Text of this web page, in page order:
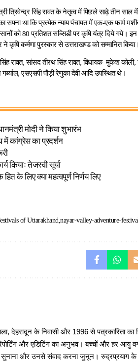
त्रिवेन्द्र सिंह रावत के नेतृत्व में पिछले साढ़े तीन
सपना था कि प्रत्येक न्याय पंचायत में एक-एक फार्म
को 80 प्रतिशत सब्सिडी पर कृषि यंत्र दिये गये।
कृषि कर्मणा पुरस्कार से उत्तराखण्ड को सम्मानित किया।
रावत, सांसद तीरथ सिंह रावत, विधायक मुकेश कोली,
गर्ब्याल, एसएसपी पौड़ी रेणुका देवी आदि उपस्थित थे।
मोदी ने किया शुभारंभ
में कांग्रेस का प्रदर्शन
कियाः तेजस्वी सूर्या
के लिए क्या महत्वपूर्ण निर्णय लिए
of Uttarakhand nayar-valley-adventure-
देहरादून के निवासी और 1996 से पत्रकारिता का
और एडिटिंग का अनुभव। बच्चों और हर आयु
और उनसे संवाद करना जुनून। रुद्रप्रयाग के